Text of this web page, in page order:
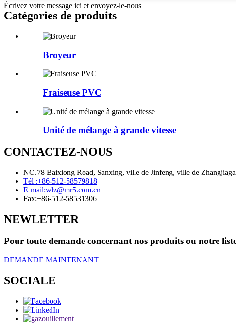
Écrivez votre message ici et envoyez-le-nous
Catégories de produits
Broyeur
Fraiseuse PVC
Unité de mélange à grande vitesse
CONTACTEZ-NOUS
NO.78 Baixiong Road, Sanxing, ville de Jinfeng, ville de
Tél :+86-512-58579818
E-mail:wlz@mr5.com.cn
Fax:+86-512-58531306
NEWLETTER
Pour toute demande concernant nos produits ou notre
DEMANDE MAINTENANT
SOCIALE